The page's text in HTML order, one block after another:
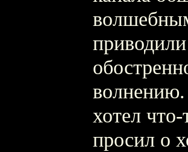
хотел
просил о